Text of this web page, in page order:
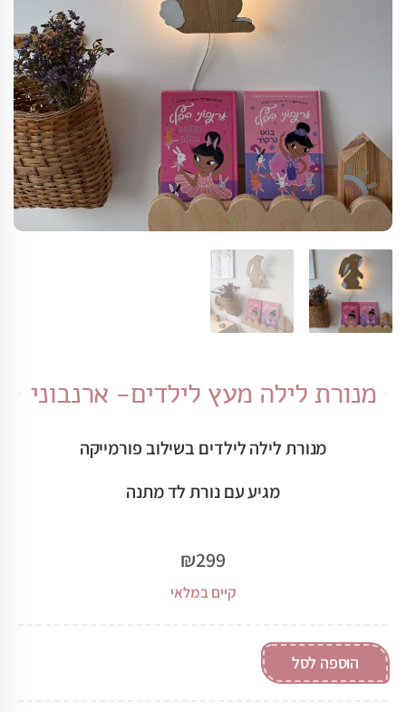
מנורת לילה מעץ לילדים- ארנבוני
מנורת לילה לילדים בשילוב פורמייקה
מגיע עם נורת לד מתנה
₪299
קיים במלאי
הוספה לסל